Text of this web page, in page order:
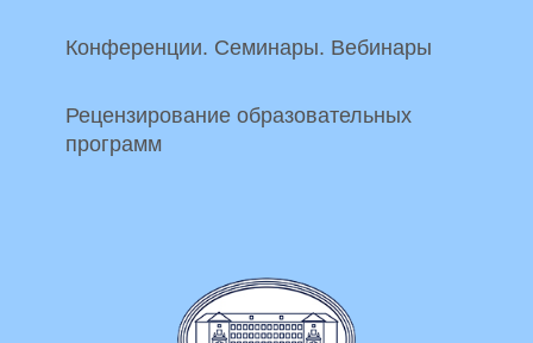
Конференции. Семинары. Вебинары
Рецензирование образовательных
программ